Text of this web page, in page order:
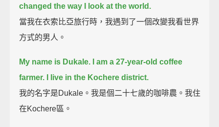
changed the way I look at the world.
當我在衣索比亞旅行時，我遇到了一個改變我看世界
方式的男人。
My name is Dukale.
I am a 27-year-old coffee
farmer.
I live in the Kochere district.
我的名字是Dukale。我是個二十七歲的咖啡農。我住
在Kochere區。